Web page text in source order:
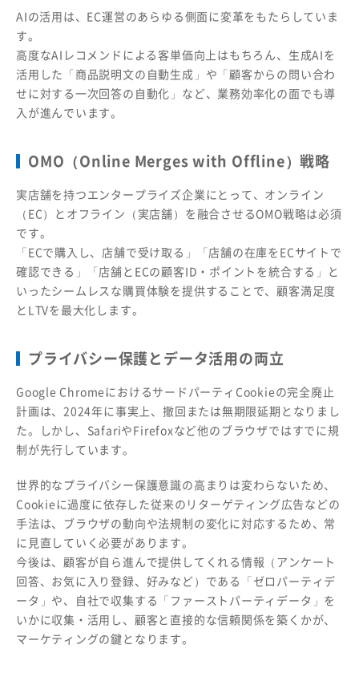
AIの活用は、EC運営のあらゆる側面に変革をもたらしていま
す。
高度なAIレコメンドによる客単価向上はもちろん、生成AIを
活用した「商品説明文の自動生成」や「顧客からの問い合わ
せに対する一次回答の自動化」など、業務効率化の面でも導
入が進んでいます。
OMO（Online Merges with Offline）戦略
実店舗を持つエンタープライズ企業にとって、オンライン
（EC）とオフライン（実店舗）を融合させるOMO戦略は必須
です。
「ECで購入し、店舗で受け取る」「店舗の在庫をECサイトで
確認できる」「店舗とECの顧客ID・ポイントを統合する」と
いったシームレスな購買体験を提供することで、顧客満足度
とLTVを最大化します。
プライバシー保護とデータ活用の両立
Google ChromeにおけるサードパーティCookieの完全廃止
計画は、2024年に事実上、撤回または無期限延期となりまし
た。しかし、SafariやFirefoxなど他のブラウザではすでに規
制が先行しています。
世界的なプライバシー保護意識の高まりは変わらないため、
Cookieに過度に依存した従来のリターゲティング広告などの
手法は、ブラウザの動向や法規制の変化に対応するため、常
に見直していく必要があります。
今後は、顧客が自ら進んで提供してくれる情報（アンケート
回答、お気に入り登録、好みなど）である「ゼロパーティデ
ータ」や、自社で収集する「ファーストパーティデータ」を
いかに収集・活用し、顧客と直接的な信頼関係を築くかが、
マーケティングの鍵となります。